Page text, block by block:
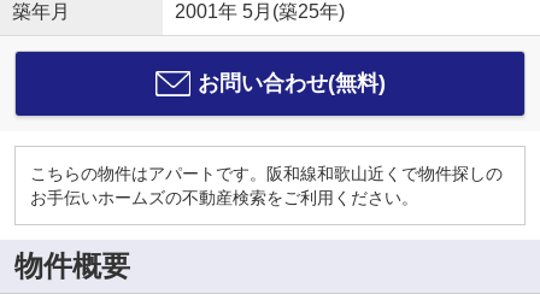
築年月 2001年 5月(築25年)
お問い合わせ(無料)
こちらの物件はアパートです。阪和線和歌山近くで物件探しの
お手伝いホームズの不動産検索をご利用ください。
物件概要